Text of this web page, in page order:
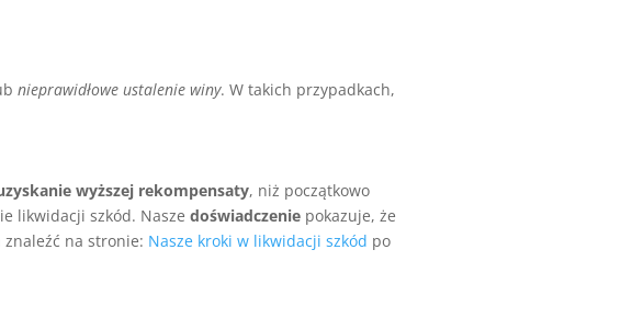
nieprawidłowe ustalenie winy. W takich przypadkach,
wyższej rekompensaty, niż początkowo
likwidacji szkód. Naszedoświadczenie pokazuje, że
na stronie: Nasze kroki w likwidacji szkód po